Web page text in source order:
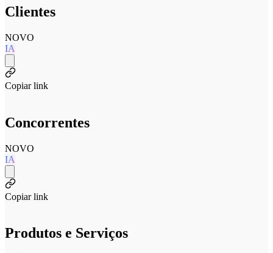
Clientes
NOVO
IA
Copiar link
Concorrentes
NOVO
IA
Copiar link
Produtos e Serviços